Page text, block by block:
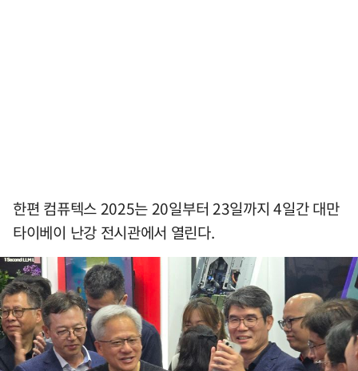
한편 컴퓨텍스 2025는 20일부터 23일까지 4일간 대만
타이베이 난강 전시관에서 열린다.